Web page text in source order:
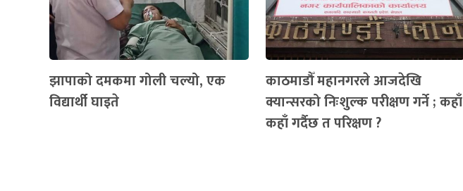
झापाको दमकमा गोली चल्यो, एक
विद्यार्थी घाइते
काठमाडौँ महानगरले आजदेखि
क्यान्सरको निःशुल्क परीक्षण गर्ने ; कहाँ
कहाँ गर्दैछ त परिक्षण ?